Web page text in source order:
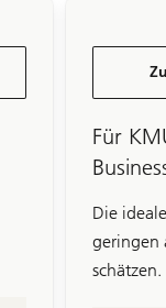
Für
Die
geringen
schätzen.